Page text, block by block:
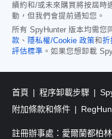
續約和/或未來購買將按屆時
動，但我們會提前通知您。
所有 SpyHunter 版本均需您
款 、 隱私權/Cookie 政策和折
評估標準 。如果您想卸載
首頁 程序卸載步驟
附加條款和條件
註冊辦事處：愛爾蘭都柏